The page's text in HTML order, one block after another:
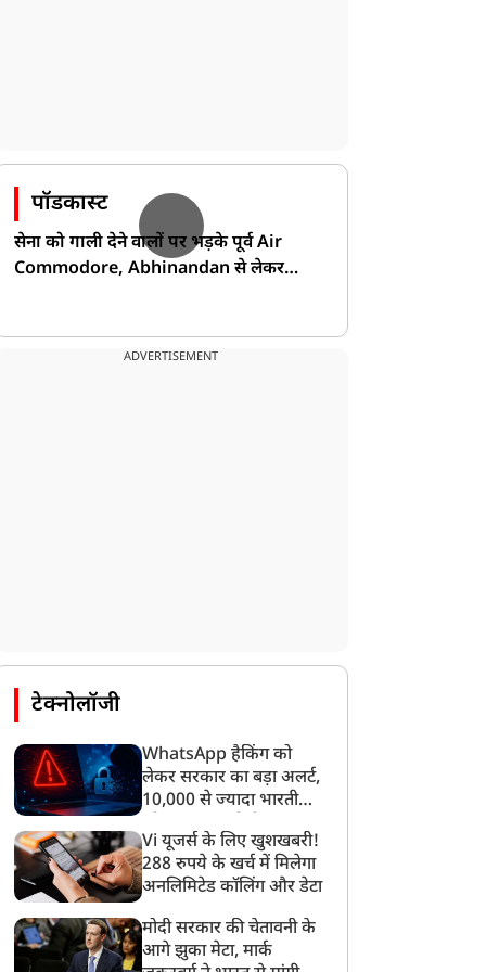
पॉडकास्ट
सेना को गाली देने वालों पर भड़के पूर्व Air
Commodore, Abhinandan से लेकर
ADVERTISEMENT
टेक्नोलॉजी
WhatsApp हैकिंग को
लेकर सरकार का बड़ा अलर्ट,
10,000 से ज्यादा भारतीयों
गया
Vi यूजर्स के लिए खुशखबरी!
288 रुपये के खर्च में मिलेगा
अनलिमिटेड कॉलिंग और डेटा
मोदी सरकार की चेतावनी के
आगे झुका मेटा, मार्क